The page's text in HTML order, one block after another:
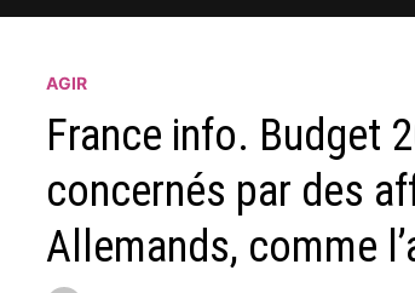
AGIR
France info. Budget
concernés par des
Allemands, comme